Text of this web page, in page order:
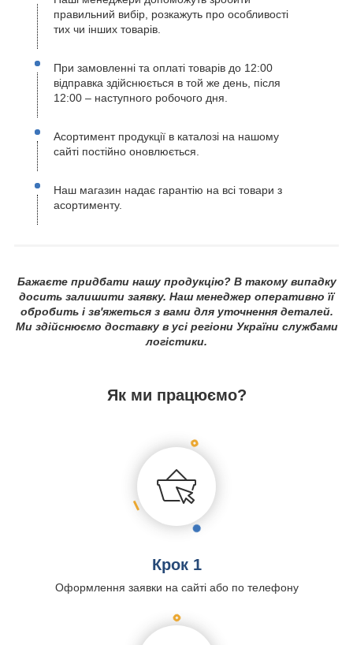
правильний вибір, розкажуть про особливості
тих чи інших товарів.
При замовленні та оплаті товарів до 12:00
відправка здійснюється в той же день, після
12:00 – наступного робочого дня.
Асортимент продукції в каталозі на нашому
сайті постійно оновлюється.
Наш магазин надає гарантію на всі товари з
асортименту.
Бажаєте придбати нашу продукцію? В такому випадку
досить залишити заявку. Наш менеджер оперативно її
обробить і зв'яжеться з вами для уточнення деталей.
Ми здійснюємо доставку в усі регіони України службами
логістики.
Як ми працюємо?
Крок 1
Оформлення заявки на сайті або по телефону